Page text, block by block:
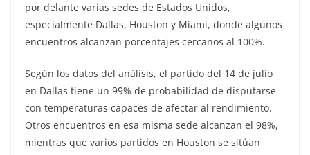
por delante varias sedes de Estados Unidos,
especialmente Dallas, Houston y Miami, donde algunos
encuentros alcanzan porcentajes cercanos al 100%.
Según los datos del análisis, el partido del 14 de julio
en Dallas tiene un 99% de probabilidad de disputarse
con temperaturas capaces de afectar al rendimiento.
Otros encuentros en esa misma sede alcanzan el 98%,
mientras que varios partidos en Houston se sitúan